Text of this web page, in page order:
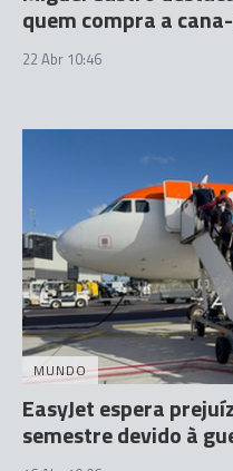
quem compra a
22 Abr 10:46
MUNDO
EasyJet espera
semestre devido à